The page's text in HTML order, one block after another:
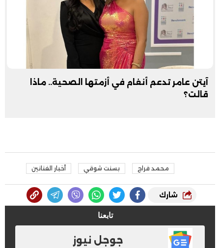
آيتن عامر تدعم أنغام في أزمتها الصحية.. ماذا
قالت؟
محمد فراج بسنت شوقي أخبار الفنانين
شارك
تابعنا
جوجل نيوز